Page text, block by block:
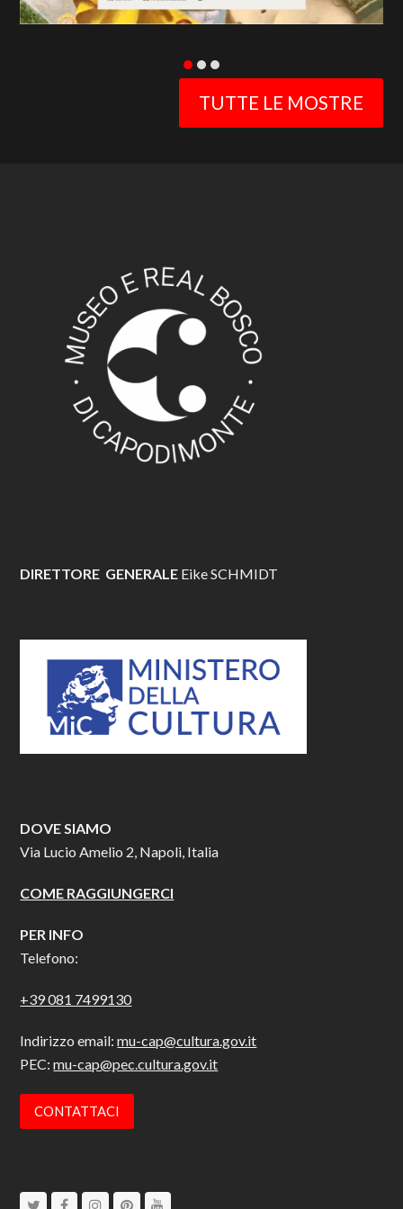
TUTTE LE MOSTRE
DIRETTORE GENERALE Eike SCHMIDT
DOVE SIAMO
Via Lucio Amelio 2, Napoli, Italia
COME RAGGIUNGERCI
PER INFO
Telefono:
+39 081 7499130
Indirizzo email:mu-cap@cultura.gov.it
PEC:mu-cap@pec.cultura.gov.it
CONTATTACI
TwitterFacebookInstagram
Pinterest